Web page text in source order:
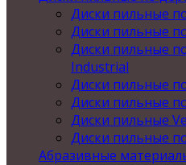
Диски пильные
Диски пильные
Диски пильные
Industrial
Диски пильные
Диски пильные
Диски пильные
Диски пильные
Абразивные